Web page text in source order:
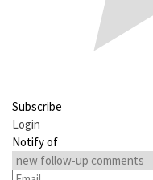
Subscribe
Login
Notify of